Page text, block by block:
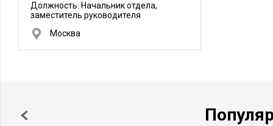
Должность: Начальник отдела,
заместитель руководителя
Москва